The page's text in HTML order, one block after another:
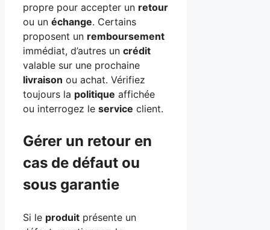
propre pour accepter un retour
ou un échange. Certains
proposent un remboursement
immédiat, d’autres un crédit
valable sur une prochaine
livraison ou achat. Vérifiez
toujours la politique affichée
ou interrogez le service client.
Gérer un retour en
cas de défaut ou
sous garantie
Si le produit présente un